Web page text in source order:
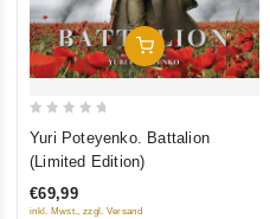
In Den Warenkorb
5
Yuri Poteyenko. Battalion
(Limited Edition)
€69,99
inkl. Mwst., zzgl. Versand